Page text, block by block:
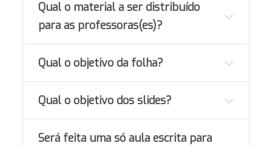
Qual o material a ser distribuído
para as professoras(es)?
Qual o objetivo da folha?
Qual o objetivo dos slides?
Será feita uma só aula escrita para